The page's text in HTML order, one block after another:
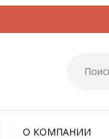
О КОМПАНИИ